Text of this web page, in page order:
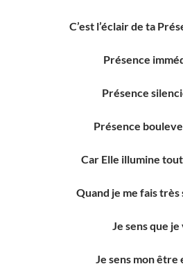
C’est l’éclair de ta
Présence
Présence
Présence
Car Elle illumine
Quand je me fais
Je sens que je
Je sens mon être